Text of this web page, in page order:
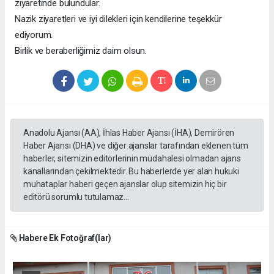
ziyaretinde bulundular.
Nazik ziyaretleri ve iyi dilekleri için kendilerine teşekkür
ediyorum.
Birlik ve beraberliğimiz daim olsun.
Anadolu Ajansı (AA), İhlas Haber Ajansı (İHA), Demirören
Haber Ajansı (DHA) ve diğer ajanslar tarafından eklenen tüm
haberler, sitemizin editörlerinin müdahalesi olmadan ajans
kanallarından çekilmektedir. Bu haberlerde yer alan hukuki
muhataplar haberi geçen ajanslar olup sitemizin hiç bir
editörü sorumlu tutulamaz...
Habere Ek Fotoğraf(lar)